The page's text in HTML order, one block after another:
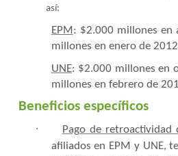
así:
EPM : $2.000 millones en
millones en enero de
UNE: $2.000 millones en
millones en febrero de
Beneficios específicos
·
Pago de retroactividad
afiliados en EPM y UNE,